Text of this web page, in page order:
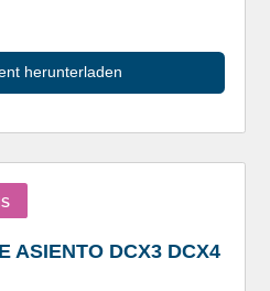
herunterladen
ASIENTO DCX3 DCX4